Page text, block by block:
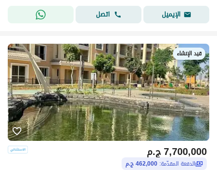
الإيميل
اتصل
قيد الإنشاء
ج.م7,700,000
الدفعة المقدّمة: 462,000 ج.م